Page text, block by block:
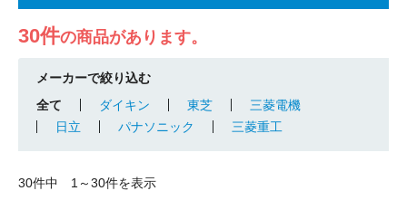
30件の商品があります。
メーカーで絞り込む
全て
ダイキン 東芝
三菱電機
日立
パナソニック 三菱重工
30件中 1～30件を表示